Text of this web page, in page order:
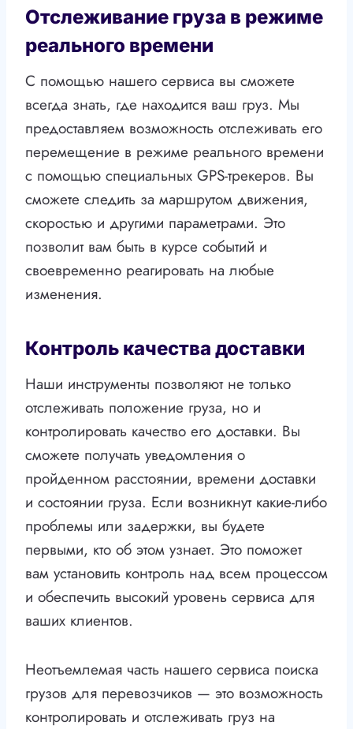
Отслеживание груза в режиме
реального времени
С помощью нашего сервиса вы сможете
всегда знать, где находится ваш груз. Мы
предоставляем возможность отслеживать его
перемещение в режиме реального времени
с помощью специальных GPS-трекеров. Вы
сможете следить за маршрутом движения,
скоростью и другими параметрами. Это
позволит вам быть в курсе событий и
своевременно реагировать на любые
изменения.
Контроль качества доставки
Наши инструменты позволяют не только
отслеживать положение груза, но и
контролировать качество его доставки. Вы
сможете получать уведомления о
пройденном расстоянии, времени доставки
и состоянии груза. Если возникнут какие-либо
проблемы или задержки, вы будете
первыми, кто об этом узнает. Это поможет
вам установить контроль над всем процессом
и обеспечить высокий уровень сервиса для
ваших клиентов.
Неотъемлемая часть нашего сервиса поиска
грузов для перевозчиков — это возможность
контролировать и отслеживать груз на